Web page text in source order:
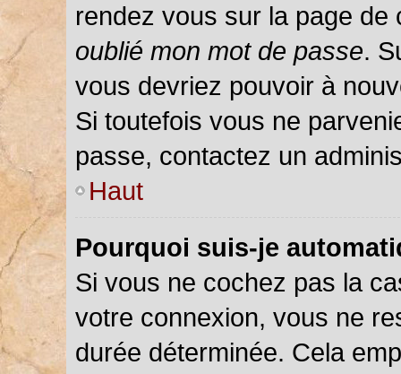
rendez vous sur la page
oublié mon mot de passe.
vous devriez pouvoir à
Si toutefois vous ne
passe, contactez un
Haut
Pourquoi suis-je
Si vous ne cochez pas la
votre connexion, vous ne
durée déterminée. Cela